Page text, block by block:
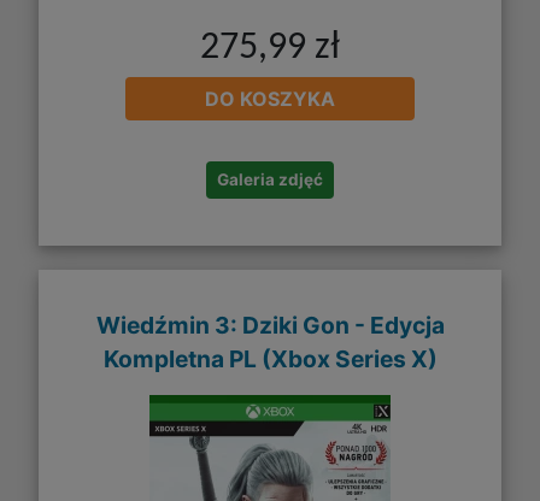
275,99 zł
DO KOSZYKA
Galeria zdjęć
Wiedźmin 3: Dziki Gon - Edycja
Kompletna PL (Xbox Series X)